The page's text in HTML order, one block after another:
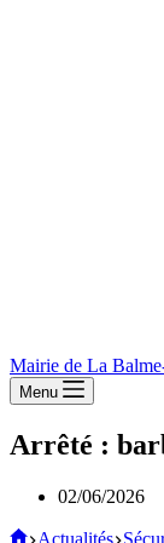
Mairie de La
Menu
Arrêté :
02/06/2026
Mairie
Actualités